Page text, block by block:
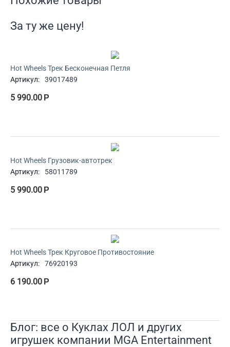
За ту же цену!
Hot Wheels Трек Бесконечная Петля
Артикул:
39017489
5 990.00 Р
Hot Wheels Грузовик-автотрек
Артикул:
58011789
5 990.00 Р
Hot Wheels Трек Круговое Противостояние
Артикул:
76920193
6 190.00 Р
Блог: все о Куклах ЛОЛ и других
игрушек компании MGA Entertainment